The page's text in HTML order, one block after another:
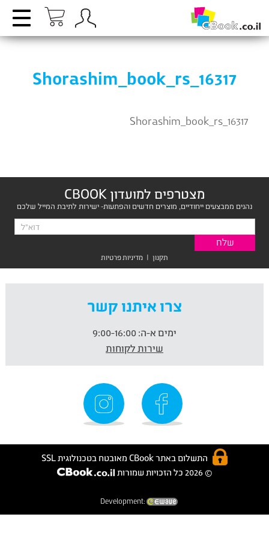
Shorashim_book_rs_16317
Shorashim_book_rs_16317
מצטרפים למועדון CBOOK
נהנים ממבצעים ייחודיים, מוצרים חדשים והפתעות- ישירות לתיבת המייל שלכם
תקנון | מדיניות פרטיות
צרו איתנו קשר
ימים א-ה:
שירות לקוחות
התשלום באתר CBook מאובטח בטכנולוגית SSL
© 2026 כל הזכויות שמורות
Development: